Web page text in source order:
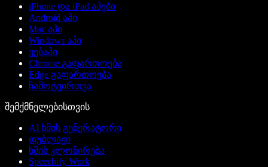
iPhone და iPad აპები
Android აპი
Mac აპი
Windows აპი
ვებაპი
Chrome გაფართოება
Edge გაფართოება
ჩამოტვირთვა
შემქმნელებისთვის
AI ხმის გენერატორი
დუბლაჟი
ხმის კლონირება
Speechify Work